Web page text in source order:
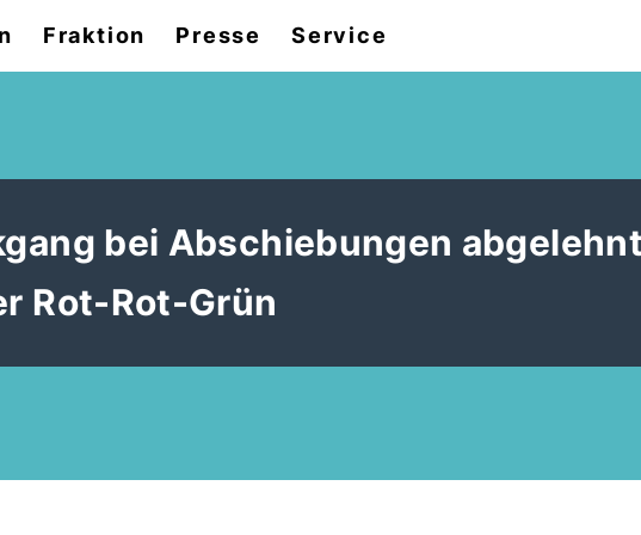
Fraktion Presse Service
bei Abschiebungen
Rot-Rot-Grün